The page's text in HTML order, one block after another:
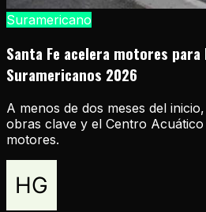
Suramericano
Santa Fe acelera motores para
Suramericanos 2026
A menos de dos meses del
obras clave y el Centro
motores.